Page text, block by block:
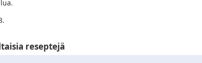
reseptejä